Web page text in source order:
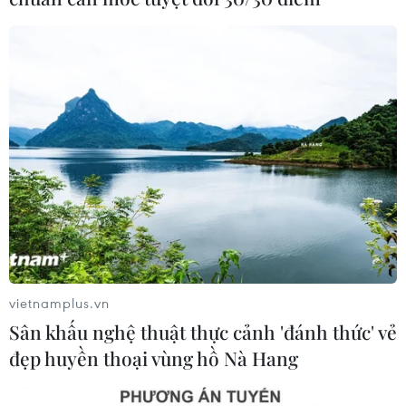
Thái Lan: Xả súng gây
thương vong tại trường
học ở Nonthaburi
07/08/2026 05:12
Nghệ nhân Đặng Văn Hậu
thổi sức sống mới cho
nghệ thuật tò he truyền
07/08/2026 03:19
vietnamplus.vn
Sân khấu nghệ thuật thực cảnh 'đánh thức' vẻ
đẹp huyền thoại vùng hồ Nà Hang